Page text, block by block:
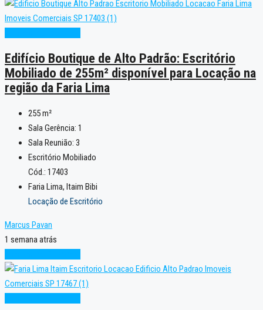
Edifício Boutique de Alto Padrão: Escritório
Mobiliado de 255m² disponível para Locação na
região da Faria Lima
255m²
Sala Gerência: 1
Sala Reunião: 3
Escritório Mobiliado
Cód.: 17403
Faria Lima, Itaim Bibi
Locação de Escritório
Marcus Pavan
1 semana atrás